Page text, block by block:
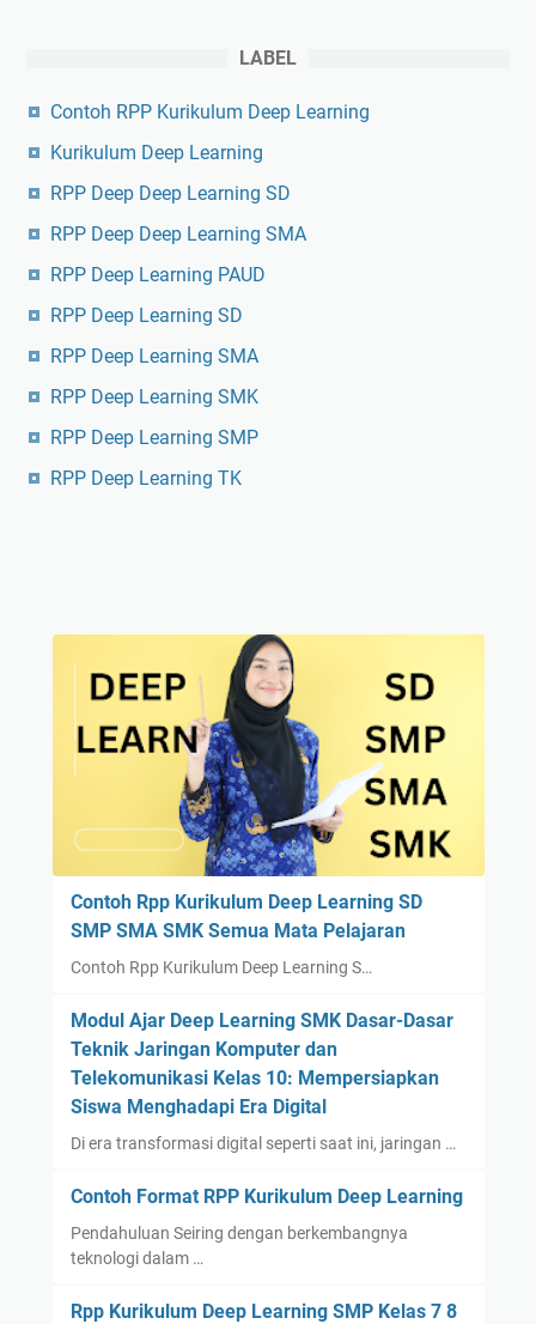
LABEL
Contoh RPP Kurikulum Deep Learning
Kurikulum Deep Learning
RPP Deep Deep Learning SD
RPP Deep Deep Learning SMA
RPP Deep Learning PAUD
RPP Deep Learning SD
RPP Deep Learning SMA
RPP Deep Learning SMK
RPP Deep Learning SMP
RPP Deep Learning TK
Contoh Rpp Kurikulum Deep Learning SD
SMP SMA SMK Semua Mata Pelajaran
Contoh Rpp Kurikulum Deep Learning S…
Modul Ajar Deep Learning SMK Dasar-Dasar
Teknik Jaringan Komputer dan
Telekomunikasi Kelas 10: Mempersiapkan
Siswa Menghadapi Era Digital
Di era transformasi digital seperti saat ini, jaringan …
Contoh Format RPP Kurikulum Deep Learning
Pendahuluan Seiring dengan berkembangnya
teknologi dalam …
Rpp Kurikulum Deep Learning SMP Kelas 7 8